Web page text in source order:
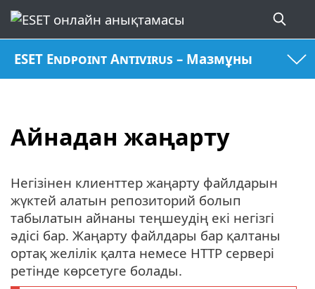
ESET Endpoint Antivirus – Мазмұны
Айнадан жаңарту
Негізінен клиенттер жаңарту файлдарын
жүктей алатын репозиторий болып
табылатын айнаны теңшеудің екі негізгі
әдісі бар. Жаңарту файлдары бар қалтаны
ортақ желілік қалта немесе HTTP сервері
ретінде көрсетуге болады.